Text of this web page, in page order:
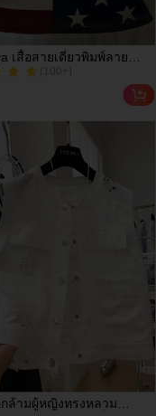
เสื้อสายเดี่ยวพิมพ์ลาย
มริกันสำหรับผู้หญิง ต้อนรับ
ศอิสรภาพ ฤดูร้อน
(100+)
ล้ว
ว
กล้ามผู้หญิงทรงหลวม